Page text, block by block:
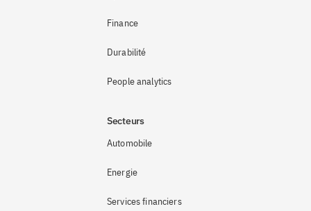
Finance
Durabilité
People analytics
Secteurs
Automobile
Energie
Services financiers